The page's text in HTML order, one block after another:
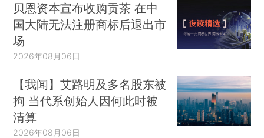
贝恩资本宣布收购贡茶 在中
国大陆无法注册商标后退出市
场
2026年08月06日
【我闻】艾路明及多名股东被
拘 当代系创始人因何此时被
清算
2026年08月06日